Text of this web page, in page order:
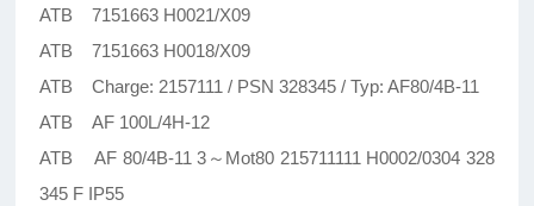
ATB 7151663 H0021/X09
ATB 7151663 H0018/X09
ATB Charge: 2157111 / PSN 328345 / Typ: AF80/4B-11
ATB AF 100L/4H-12
ATB AF 80/4B-11 3～Mot80 215711111 H0002/0304 328
345 F IP55